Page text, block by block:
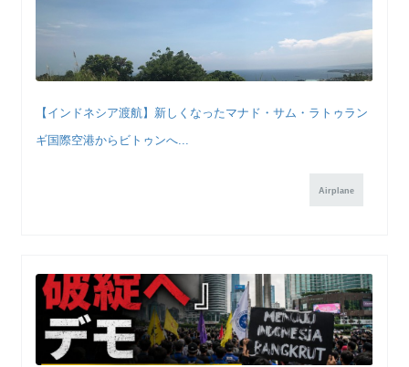
【インドネシア渡航】新しくなったマナド・サム・ラトゥラン
ギ国際空港からビトゥンへ...
Airplane